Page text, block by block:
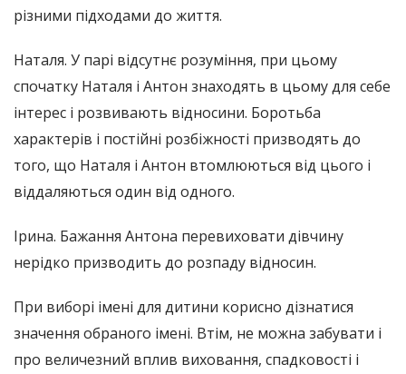
різними підходами до життя.
Наталя. У парі відсутнє розуміння, при цьому
спочатку Наталя і Антон знаходять в цьому для себе
інтерес і розвивають відносини. Боротьба
характерів і постійні розбіжності призводять до
того, що Наталя і Антон втомлюються від цього і
віддаляються один від одного.
Ірина. Бажання Антона перевиховати дівчину
нерідко призводить до розпаду відносин.
При виборі імені для дитини корисно дізнатися
значення обраного імені. Втім, не можна забувати і
про величезний вплив виховання, спадковості і